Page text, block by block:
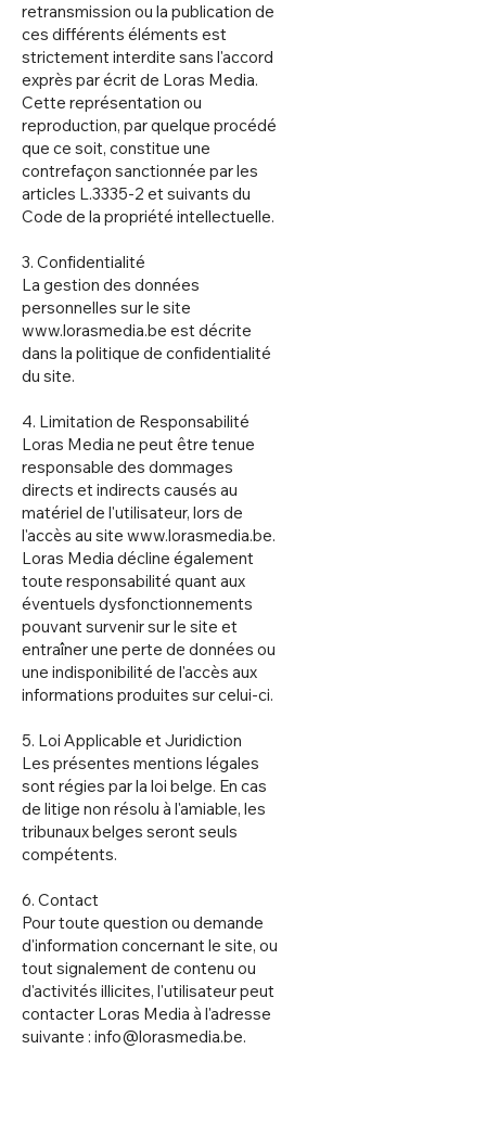
retransmission ou la publication de
ces différents éléments est
strictement interdite sans l'accord
exprès par écrit de Loras Media.
Cette représentation ou
reproduction, par quelque procédé
que ce soit, constitue une
contrefaçon sanctionnée par les
articles L.3335-2 et suivants du
Code de la propriété intellectuelle.
3. Confidentialité
La gestion des données
personnelles sur le site
www.lorasmedia.be est décrite
dans la politique de confidentialité
du site.
4. Limitation de Responsabilité
Loras Media ne peut être tenue
responsable des dommages
directs et indirects causés au
matériel de l'utilisateur, lors de
l'accès au site www.lorasmedia.be.
Loras Media décline également
toute responsabilité quant aux
éventuels dysfonctionnements
pouvant survenir sur le site et
entraîner une perte de données ou
une indisponibilité de l'accès aux
informations produites sur celui-ci.
5. Loi Applicable et Juridiction
Les présentes mentions légales
sont régies par la loi belge. En cas
de litige non résolu à l'amiable, les
tribunaux belges seront seuls
compétents.
6. Contact
Pour toute question ou demande
d'information concernant le site, ou
tout signalement de contenu ou
d'activités illicites, l'utilisateur peut
contacter Loras Media à l'adresse
suivante : info@lorasmedia.be.